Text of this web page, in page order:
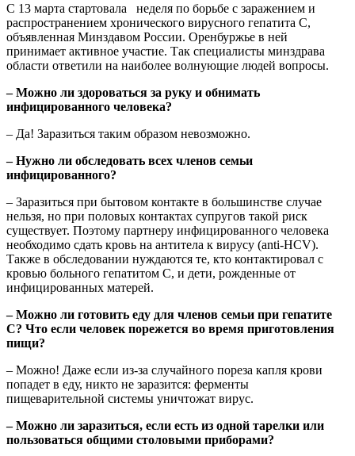
С 13 марта стартовала неделя по борьбе с заражением и
распространением хронического вирусного гепатита С,
объявленная Минздавом России. Оренбуржье в ней
принимает активное участие. Так специалисты минздрава
области ответили на наиболее волнующие людей вопросы.
– Можно ли здороваться за руку и обнимать
инфицированного человека?
– Да! Заразиться таким образом невозможно.
– Нужно ли обследовать всех членов семьи
инфицированного?
– Заразиться при бытовом контакте в большинстве случае
нельзя, но при половых контактах супругов такой риск
существует. Поэтому партнеру инфицированного человека
необходимо сдать кровь на антитела к вирусу (anti-HCV).
Также в обследовании нуждаются те, кто контактировал с
кровью больного гепатитом С, и дети, рожденные от
инфицированных матерей.
– Можно ли готовить еду для членов семьи при гепатите
С? Что если человек порежется во время приготовления
пищи?
– Можно! Даже если из-за случайного пореза капля крови
попадет в еду, никто не заразится: ферменты
пищеварительной системы уничтожат вирус.
– Можно ли заразиться, если есть из одной тарелки или
пользоваться общими столовыми приборами?